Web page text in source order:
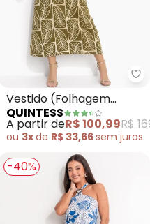
- Vestido (Verde) em
Vestido (Folhagem
Abstrata) em Malha de
Viscose Te
QUINTESS
A partir deR$ 100,99R$
ou 3xde R$ 33,66sem juros
-40%